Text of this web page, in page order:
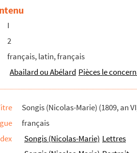
méridionale
Chapelaines
Louis-François de Sain...
Ragny, donataire entr...
I
2
français, latin, français
Abailard ou Abélard Pièces le
Songis (Nicolas-Marie) (1809, an
français
Songis (Nicolas-Marie) Lettres